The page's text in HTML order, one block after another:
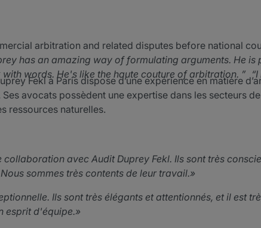
arbitration and related disputes before national
has an amazing way of formulating arguments. He
words. He's like the haute couture of arbitration.
I
Fekl à Paris dispose d’une expérience en matière
avocats possèdent une expertise dans les secteurs
ressources naturelles.
avec Audit Duprey Fekl. Ils sont très
sommes très contents de leur travail.
Ils sont très élégants et attentionnés, et il est
esprit d'équipe.